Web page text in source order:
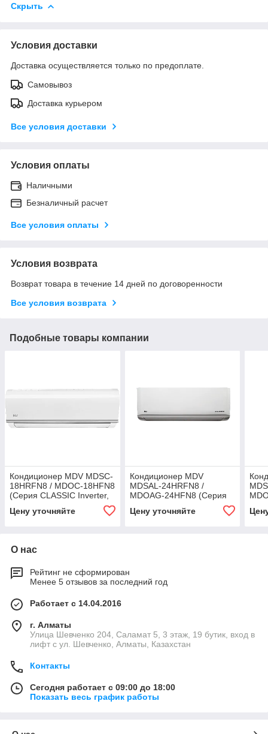
Скрыть
Условия доставки
Доставка осуществляется только по предоплате.
Самовывоз
Доставка курьером
Все условия доставки
Условия оплаты
Наличными
Безналичный расчет
Все условия оплаты
Условия возврата
Возврат товара в течение 14 дней по договоренности
Все условия возврата
Подобные товары компании
Кондиционер MDV MDSC-
18HRFN8 / MDOC-18HFN8
(Серия CLASSIC Inverter,
инвертор, фреон R32, до
50 м²)
Цену уточняйте
Кондиционер MDV
MDSAL-24HRFN8 /
MDOAG-24HFN8 (Серия
INFINI UVPro, инвертор,
фреон R32, до 70 м²)
Цену уточняйте
О нас
Рейтинг не сформирован
Менее 5 отзывов за последний год
Работает с 14.04.2016
г. Алматы
​Улица Шевченко 204, Саламат 5, ​3 этаж, 19 бутик, вход в
лифт с ул. Шевченко, Алматы, Казахстан
Контакты
Сегодня работает с 09:00 до 18:00
Показать весь график работы